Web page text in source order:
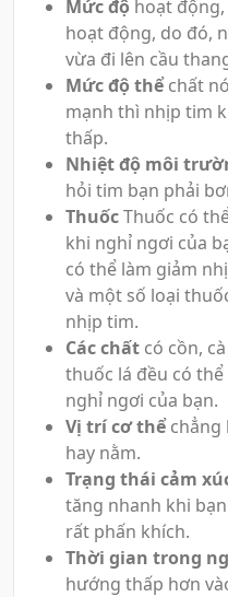
Mức độ hoạt
hoạt động, do đó,
vừa đi lên cầu
Mức độ thểchất
mạnh thì nhịp tim
thấp.
Nhiệt độ môi
hỏi tim bạn phải
ThuốcThuốc có
khi nghỉ ngơi của
có thể làm giảm
và một số loại
nhịp tim.
Các chất có cồn,
thuốc lá đều có
nghỉ ngơi của bạn.
Vị trí cơ thểchẳng
hay nằm.
Trạng thái cảm
tăng nhanh khi
rất phấn khích.
Thời gian trong
hướng thấp hơn